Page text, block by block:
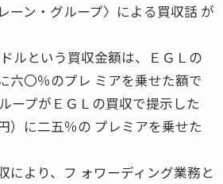
ーン・グループ〉による買収話 が
ルという買収金額は、ＥＧＬの
六〇％のプレ ミアを乗せた額で
ープがＥＧＬの買収で提示した
）に二五％の プレミアを乗せた
により、フ ォワーディング業務と